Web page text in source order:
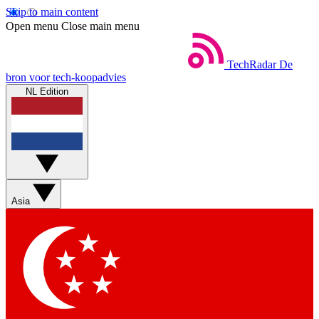
Skip to main content
Open menu Close main menu
TechRadar De
bron voor tech-koopadvies
NL Edition
Asia